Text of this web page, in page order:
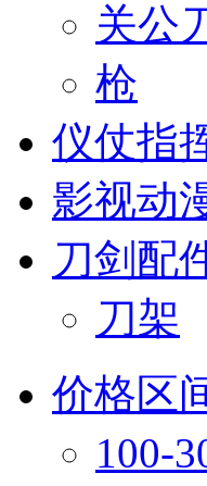
关公
枪
仪仗指
影视动
刀剑配
刀架
价格区
100-